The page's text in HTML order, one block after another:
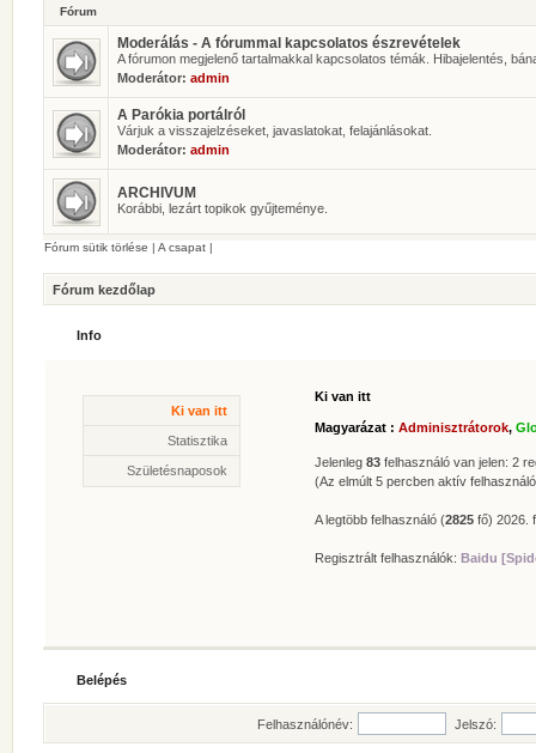
Fórum
Moderálás - A fórummal kapcsolatos észrevételek
A fórumon megjelenő tartalmakkal kapcsolatos témák. Hibajelentés,
Moderátor: admin
A Parókia portálról
Várjuk a visszajelzéseket, javaslatokat, felajánlásokat.
Moderátor: admin
ARCHIVUM
Korábbi, lezárt topikok gyűjteménye.
Fórum sütik törlése | A csapat |
Fórum kezdőlap
Info
Ki van itt
Ki van itt
Magyarázat : Adminisztrátorok,
Jelenleg 83 felhasználó van jelen: 2
(Az elmúlt 5 percben aktív
A legtöbb felhasználó (2825 fő) 2026.
Regisztrált felhasználók: Baidu
Statisztika
Statisztika
* Hozzászólások száma:
62625
* Témák száma:
* Felhasználók száma: 606
* Legújabb regisztrált tagunk:Zolee
Születésnaposok
Belépés
Felhasználónév: Jelszó: